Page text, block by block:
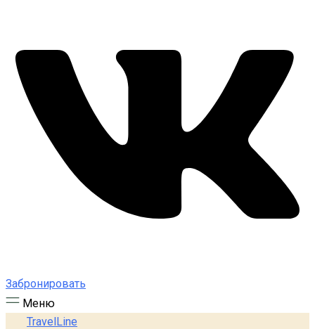
Забронировать
Меню
TravelLine